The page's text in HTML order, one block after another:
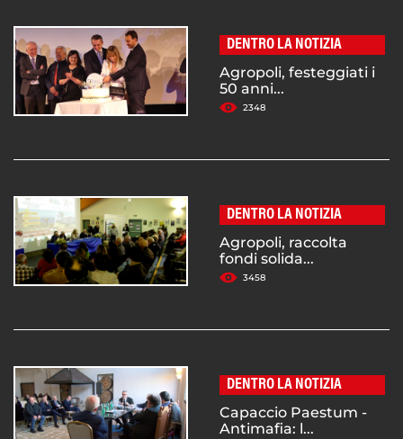
DENTRO LA NOTIZIA
Agropoli, festeggiati i
50 anni...
2348
DENTRO LA NOTIZIA
Agropoli, raccolta
fondi solida...
3458
DENTRO LA NOTIZIA
Capaccio Paestum -
Antimafia: l...